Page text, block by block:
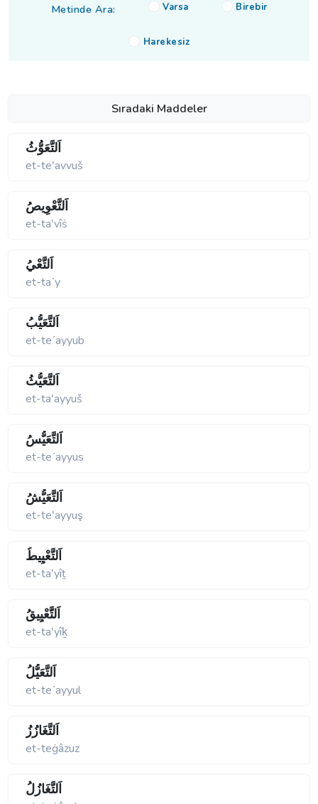
Metinde Ara: Varsa Birebir
Harekesiz
Sıradaki Maddeler
اَلتَّعَوُّثُ
et-teʹavvuš
اَلتَّعْوِيصُ
et-taʹvîṡ
اَلتَّعْيُ
et-taʹy
اَلتَّعَيُّبُ
et-teʹayyub
اَلتَّعَيُّثُ
et-taʹayyuš
اَلتَّعَيُّسُ
et-teʹayyus
اَلتَّعَيُّشُ
et-teʹayyuş
اَلتَّعْيِيطُ
et-taʹyîṯ
اَلتََّعْيِيقُ
et-taʹyîḵ
اَلتَّعَيُّلُ
et-teʹayyul
اَلتَّغَازُزُ
et-teġâzuz
اَلتَّغَازُلُ